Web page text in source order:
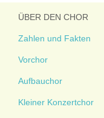
ÜBER DEN CHOR
Zahlen und Fakten
Vorchor
Aufbauchor
Kleiner Konzertchor